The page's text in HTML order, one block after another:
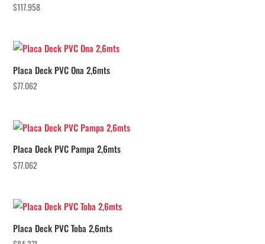
$117.958
Placa Deck PVC Ona 2,6mts
$77.062
Placa Deck PVC Pampa 2,6mts
$77.062
Placa Deck PVC Toba 2,6mts